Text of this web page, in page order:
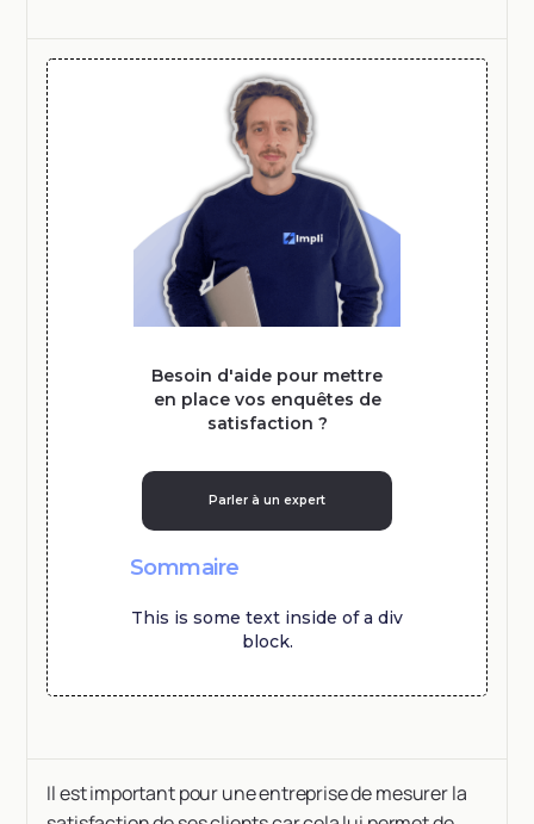
Besoin d'aide pour mettre
en place vos enquêtes de
satisfaction ?
Parler à un expert
Sommaire
This is some text inside of a div
block.
Il est important pour une entreprise de mesurer la